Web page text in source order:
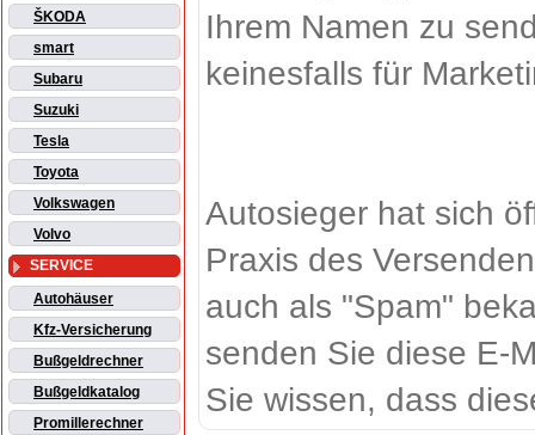
ŠKODA
smart
Subaru
Suzuki
Tesla
Toyota
Volkswagen
Volvo
SERVICE
Autohäuser
Kfz-Versicherung
Bußgeldrechner
Bußgeldkatalog
Promillerechner
Ihrem Namen zu
keinesfalls für
Autosieger hat sich
Praxis des
auch als "Spam"
senden Sie diese E-
Sie wissen, dass